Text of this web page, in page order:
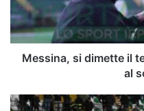
Ora
è
caccia
Messina, si dimette il
al
Avellino,